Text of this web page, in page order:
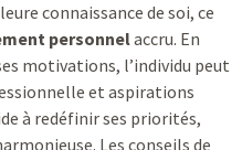
connaissance de soi, ce
personnelaccru. En
motivations, l’individu peut
et aspirations
à redéfinir ses priorités,
Les conseils de